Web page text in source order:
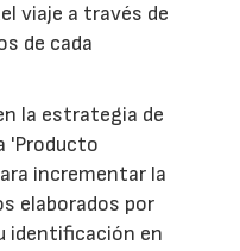
viaje a través de
de cada
la estrategia de
'Producto
incrementar la
elaborados por
identificación en